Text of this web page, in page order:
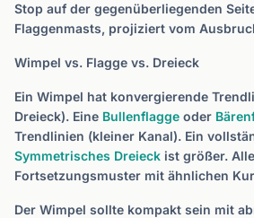
Stop auf der gegenüberliegenden
Flaggenmasts, projiziert vom
Wimpel vs. Flagge vs. Dreieck
Ein Wimpel hat konvergierende
Dreieck). Eine Bullenflagge oder
Trendlinien (kleiner Kanal). Ein
Symmetrisches Dreieck ist größer.
Fortsetzungsmuster mit ähnlichen
Der Wimpel sollte kompakt sein mit